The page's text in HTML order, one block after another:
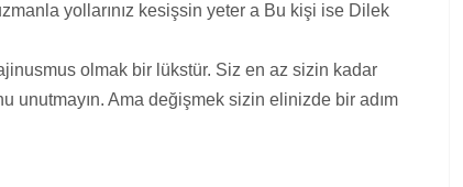
yollarınız kesişsin yeter a Bu kişi ise Dilek
olmak bir lükstür. Siz en az sizin kadar
unutmayın. Ama değişmek sizin elinizde bir adım